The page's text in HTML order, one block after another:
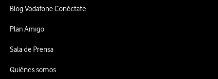
Blog Vodafone Conéctate
Plan Amigo
Sala de Prensa
Quiénes somos